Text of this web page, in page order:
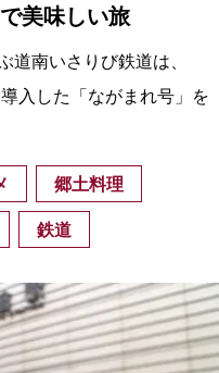
美味しい旅
南いさりび鉄道は、
入した「ながまれ号」を
郷土料理
鉄道